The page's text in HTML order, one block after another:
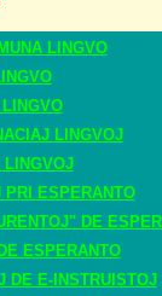
LINGVO
LINGVOJ
LINGVOJ
PRI ESPERANTO
DE
ESPERANTO
DE E-INSTRUISTOJ